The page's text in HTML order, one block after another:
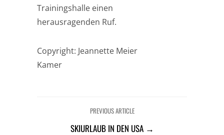
Trainingshalle einen
herausragenden Ruf.
Copyright: Jeannette Meier
Kamer
PREVIOUS ARTICLE
SKIURLAUB IN DEN USA →